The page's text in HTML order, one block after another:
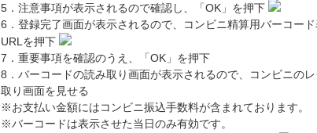
5．注意事項が表示されるので確認し、「OK」を押下
6．登録完了画面が表示されるので、コンビニ精算用バーコード
URLを押下
7．重要事項を確認のうえ、「OK」を押下
8．バーコードの読み取り画面が表示されるので、コンビニの
取り画面を見せる
※お支払い金額にはコンビニ振込手数料が含まれております。
※バーコードは表示させた当日のみ有効です。